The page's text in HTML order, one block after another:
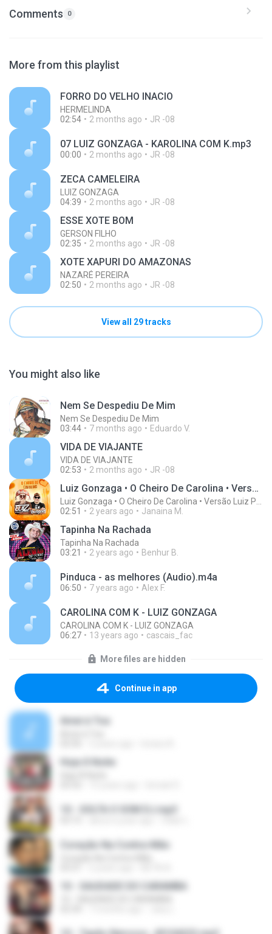
Comments 0
More from this playlist
FORRO DO VELHO INACIO
HERMELINDA
02:54
2 months ago JR -08
07 LUIZ GONZAGA - KAROLINA COM K.mp3
00:00 2 months ago JR -08
ZECA CAMELEIRA
LUIZ GONZAGA
04:39
2 months ago JR -08
ESSE XOTE BOM
GERSON FILHO
02:35
2 months ago JR -08
XOTE XAPURI DO AMAZONAS
NAZARÉ PEREIRA
02:50
2 months ago JR -08
View all 29 tracks
You might also like
Nem Se Despediu De Mim
Nem Se Despediu De Mim
03:44
7 months ago Eduardo V.
VIDA DE VIAJANTE
VIDA DE VIAJANTE
02:53
2 months ago JR -08
Luiz Gonzaga • O Cheiro De Carolina • Versão Luiz Poderoso Chefão • Carolina Um Um Um
02:51
2 years ago Janaina M.
Tapinha Na Rachada
Tapinha Na Rachada
03:21
2 years ago Benhur B.
Pinduca - as melhores (Audio).m4a
06:50 7 years ago Alex F.
CAROLINA COM K - LUIZ GONZAGA
CAROLINA COM K - LUIZ GONZAGA
06:27
13 years ago cascais_fac
More files are hidden
Continue in app
Amei à Toa
Hoje À Noite
10 - SOLTA O SOM DJ.mp3
Coração Na Contra-Mão
10 - SAUDADE DO CARAMBA